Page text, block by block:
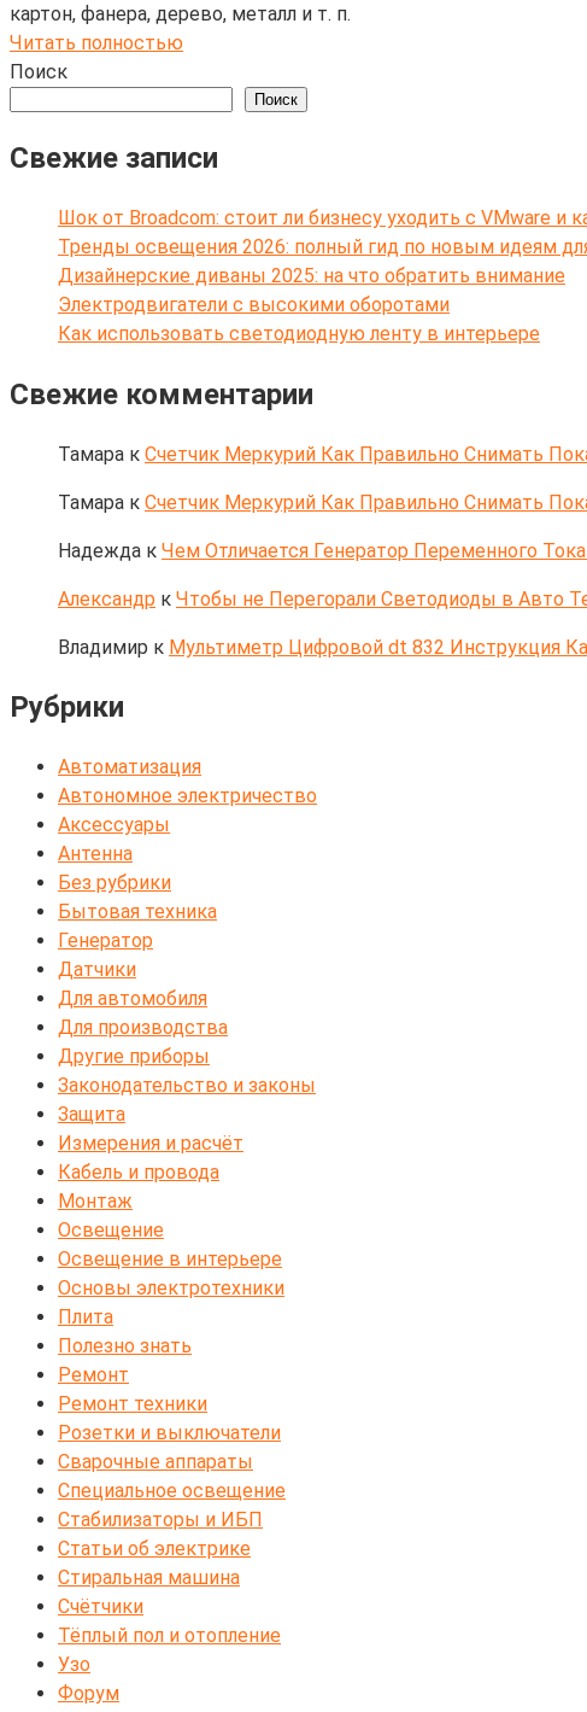
картон, фанера, дерево, металл и т. п.
Читать полностью
Поиск
Поиск
Свежие записи
Шок от Broadcom: стоит ли бизнесу уходить с VMware и
Тренды освещения 2026: полный гид по новым идеям
Дизайнерские диваны 2025: на что обратить внимание
Электродвигатели с высокими оборотами
Как использовать светодиодную ленту в интерьере
Свежие комментарии
Тамара к Счетчик Меркурий Как Правильно Снимать
Тамара к Счетчик Меркурий Как Правильно Снимать
Надежда к Чем Отличается Генератор Переменного
Александр к Чтобы не Перегорали Светодиоды в Авто
Владимир к Мультиметр Цифровой dt 832 Инструкция
Рубрики
Автоматизация
Автономное электричество
Аксессуары
Антенна
Без рубрики
Бытовая техника
Генератор
Датчики
Для автомобиля
Для производства
Другие приборы
Законодательство и законы
Защита
Измерения и расчёт
Кабель и провода
Монтаж
Освещение
Освещение в интерьере
Основы электротехники
Плита
Полезно знать
Ремонт
Ремонт техники
Розетки и выключатели
Сварочные аппараты
Специальное освещение
Стабилизаторы и ИБП
Статьи об электрике
Стиральная машина
Счётчики
Тёплый пол и отопление
Узо
Форум